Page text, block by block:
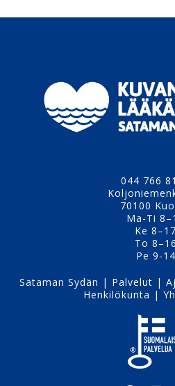
044 766
70100
Ma-Ti
Ke 8–17
To 8–16
Pe 9-14
Sataman Sydän | Palvelut |
Henkilökunta |